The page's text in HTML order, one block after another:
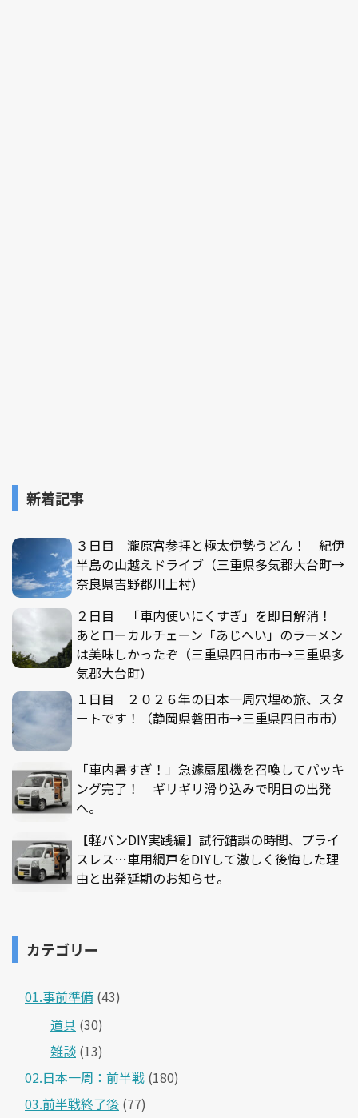
新着記事
３日目 瀧原宮参拝と極太伊勢うどん！ 紀伊
半島の山越えドライブ（三重県多気郡大台町→
奈良県吉野郡川上村）
２日目 「車内使いにくすぎ」を即日解消！
あとローカルチェーン「あじへい」のラーメン
は美味しかったぞ（三重県四日市市→三重県多
気郡大台町）
１日目 ２０２６年の日本一周穴埋め旅、スタ
ートです！（静岡県磐田市→三重県四日市市）
「車内暑すぎ！」急遽扇風機を召喚してパッキ
ング完了！ ギリギリ滑り込みで明日の出発
へ。
【軽バンDIY実践編】試行錯誤の時間、プライ
スレス…車用網戸をDIYして激しく後悔した理
由と出発延期のお知らせ。
カテゴリー
01.事前準備 (43)
道具 (30)
雑談 (13)
02.日本一周：前半戦 (180)
03.前半戦終了後 (77)